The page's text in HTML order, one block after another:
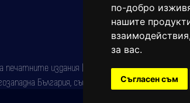
по-добро
нашите
взаимодействия,
за вас.
Съгласен съм
издания (Българска национална агенция
България, със свидетелство за марка